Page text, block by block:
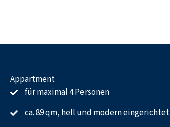
Appartment
für maximal 4 Personen
ca. 89 qm, hell und modern eingerichtet